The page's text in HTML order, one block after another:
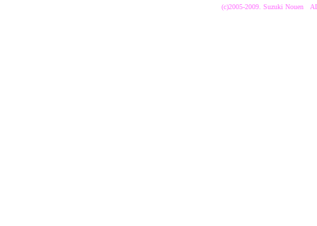
(c)2005-2009. Suzuki